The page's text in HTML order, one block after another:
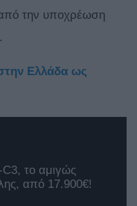
από την υποχρέωση
Ελλάδα ως
το αμιγώς
από 17.900€!